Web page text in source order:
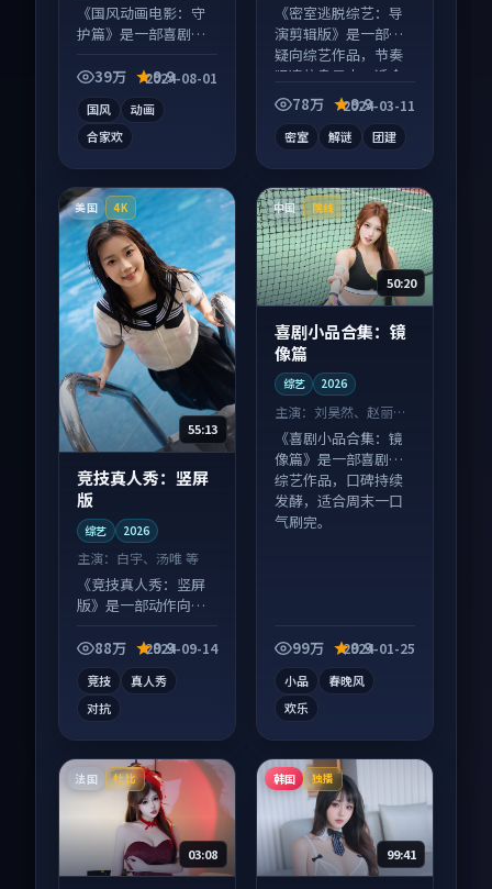
《国风动画电影：守
护篇》是一部喜剧向
在线，配乐与镜头配
39万 9.9
2024-08-01
国风
动画
合家欢
《密室逃脱综艺：导
演剪辑版》是一部悬
疑向综艺作品，节奏
紧凑信息量大，适合
沉浸式追看。
78万 9.9
2024-03-11
密室 解谜 团建
美国 4K
55:13
竞技真人秀：竖屏
版
综艺 2026
主演： 白宇、汤唯 等
《竞技真人秀：竖屏
版》是一部动作向综
层推进，尾声常有情
88万 9.9
2024-09-14
竞技
真人秀
对抗
中国 院线
50:20
喜剧小品合集：镜
像篇
综艺 2026
主演： 刘昊然、赵丽颖
等
《喜剧小品合集：镜
像篇》是一部喜剧向
综艺作品，口碑持续
发酵，适合周末一口
气刷完。
99万 9.9
2024-01-25
小品
春晚风
欢乐
法国 杜比
03:08
韩国 独播
99:41